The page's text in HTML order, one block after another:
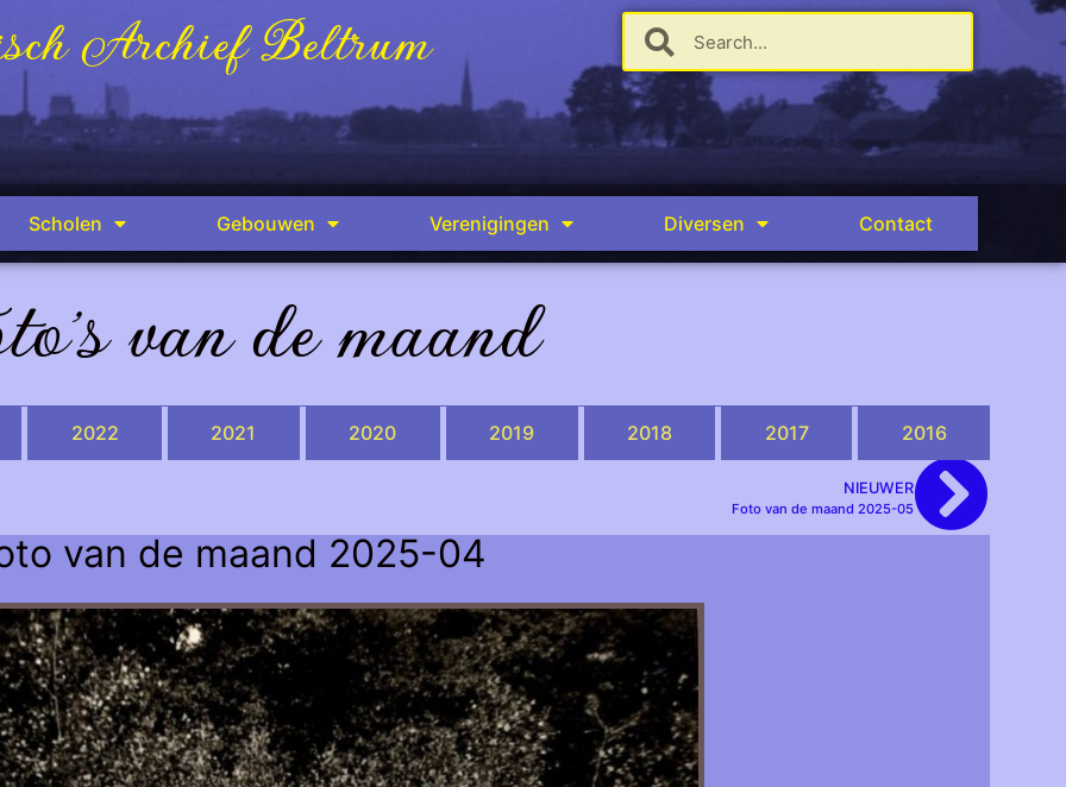
Archief Beltrum
Scholen Gebouwen Verenigingen Diversen Contact
van de maand
2022 2021 2020 2019 2018 2017 2016
NIEUWER
Foto van de maand 2025-05
van de maand 2025-04